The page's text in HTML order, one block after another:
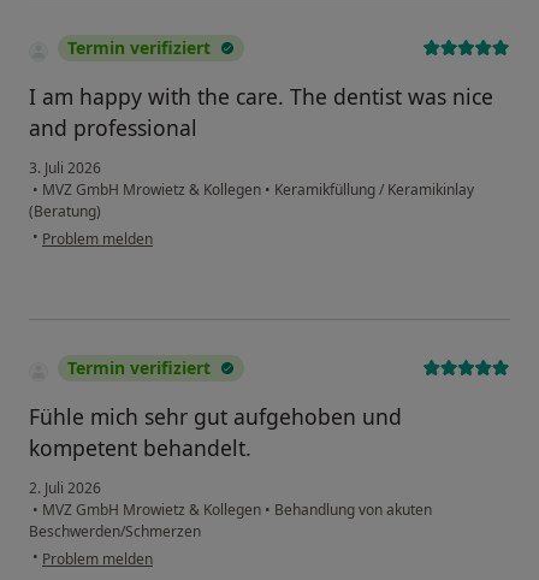
Termin verifiziert
I am happy with the care. The dentist was nice
and professional
3. Juli 2026
• MVZ GmbH Mrowietz & Kollegen • Keramikfüllung / Keramikinlay
(Beratung)
• Problem melden
Termin verifiziert
Fühle mich sehr gut aufgehoben und
kompetent behandelt.
2. Juli 2026
• MVZ GmbH Mrowietz & Kollegen • Behandlung von akuten
Beschwerden/Schmerzen
• Problem melden